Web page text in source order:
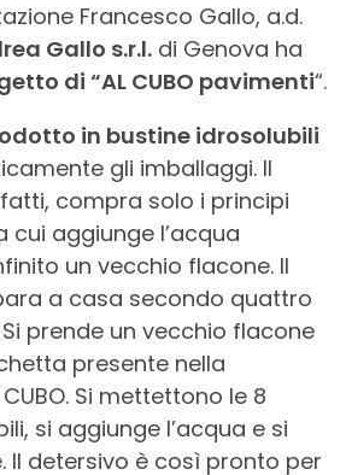
Francesco Gallo, a.d.
Gallo s.r.l. di Genova ha
di “AL CUBO pavimenti“.
in bustine idrosolubili
gli imballaggi. Il
compra solo i principi
cui aggiunge l’acqua
un vecchio flacone. Il
a casa secondo quattro
prende un vecchio flacone
presente nella
Si mettettono le 8
si aggiunge l’acqua e si
Il detersivo è così pronto per